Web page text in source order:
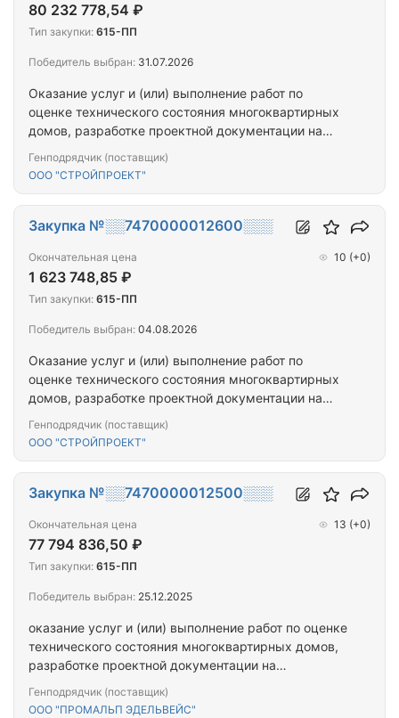
Оказание услуг и (или) выполнение работ по
оценке технического состояния многоквартирных
домов, разработке проектной документации на
имущества многоквартирных домов,
многоквартирных домов, расположенных на
территории города Севастополя
Генподрядчик (поставщик)
ООО "СТРОЙПРОЕКТ"
80 232 778,54 ₽
Тип закупки: 615-ПП
Победитель выбран: 31.07.2026
Оказание услуг и (или) выполнение работ по
оценке технического состояния многоквартирных
домов, разработке проектной документации на
имущества многоквартирных домов,
многоквартирных домов, расположенных на
территории города Севастополя
Генподрядчик (поставщик)
ООО "СТРОЙПРОЕКТ"
Закупка №░░7470000012600░░░
Окончательная цена
1 623 748,85 ₽
10 (+0)
Тип закупки: 615-ПП
Победитель выбран: 04.08.2026
оказание услуг и (или) выполнение работ по оценке
технического состояния многоквартирных домов,
разработке проектной документации на
имущества многоквартирных домов,
Генподрядчик (поставщик)
ООО "ПРОМАЛЬП ЭДЕЛЬВЕЙС"
Закупка №░░7470000012500░░░
Окончательная цена
77 794 836,50 ₽
13 (+0)
Тип закупки: 615-ПП
Победитель выбран: 25.12.2025